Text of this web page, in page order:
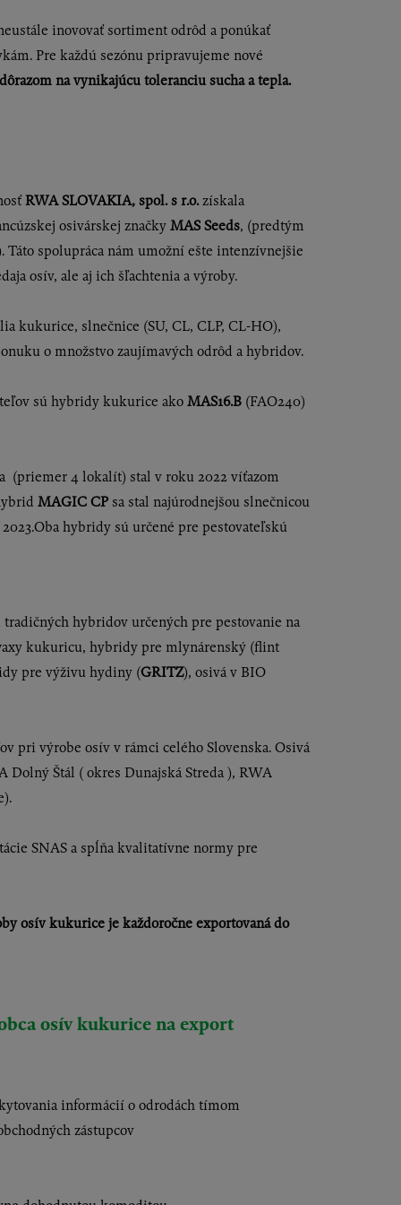
inovovať sortiment odrôd a ponúkať
Pre každú sezónu pripravujeme nové
na vynikajúcu toleranciu sucha a tepla.
RWA SLOVAKIA, spol. s r.o.získala
osivárskej značky MAS Seeds, (predtým
Táto spolupráca nám umožní ešte intenzívnejšie
osív, ale aj ich šľachtenia a výroby.
kukurice, slnečnice (SU, CL, CLP, CL-HO),
o množstvo zaujímavých odrôd a hybridov.
sú hybridy kukurice ako MAS16.B (FAO240)
(priemer 4 lokalít) stal v roku 2022 víťazom
MAGIC CP sa stal najúrodnejšou slnečnicou
hybridy sú určené pre pestovateľskú
hybridov určených pre pestovanie na
kukuricu, hybridy pre mlynárenský (flint
pre výživu hydiny (GRITZ), osivá v BIO
pri výrobe osív v rámci celého Slovenska. Osivá
Dolný Štál ( okres Dunajská Streda ), RWA
SNAS a spĺňa kvalitatívne normy pre
osív kukurice je každoročne exportovaná do
osív kukurice na export
informácií o odrodách tímom
zástupcov